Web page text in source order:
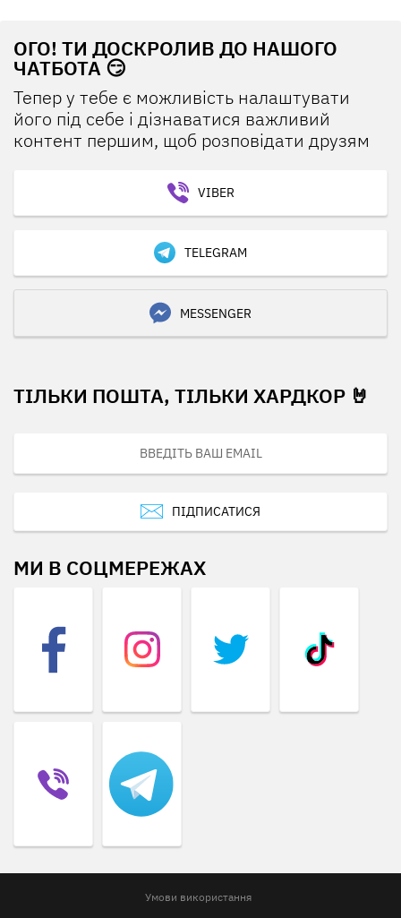
ОГО! ТИ ДОСКРОЛИВ ДО НАШОГО
ЧАТБОТА 😏
Тепер у тебе є можливість налаштувати
його під себе і дізнаватися важливий
контент першим, щоб розповідати друзям
VIBER
TELEGRAM
MESSENGER
ТІЛЬКИ ПОШТА, ТІЛЬКИ ХАРДКОР 🤘
ПІДПИСАТИСЯ
МИ В СОЦМЕРЕЖАХ
Умови використання